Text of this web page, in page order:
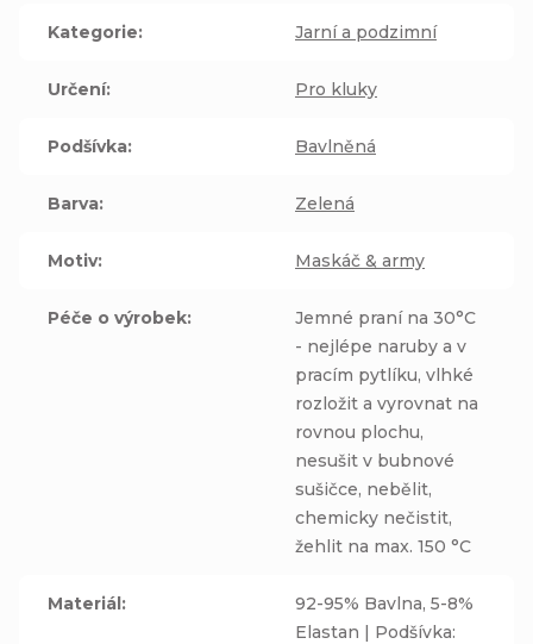
Kategorie: Jarní a podzimní
Určení: Pro kluky
Podšívka: Bavlněná
Barva: Zelená
Motiv: Maskáč & army
Péče o výrobek:
Jemné praní na 30°C
- nejlépe naruby a v
pracím pytlíku, vlhké
rozložit a vyrovnat na
rovnou plochu,
nesušit v bubnové
sušičce, nebělit,
chemicky nečistit,
žehlit na max. 150 °C
Materiál:
92-95% Bavlna, 5-8%
Elastan | Podšívka: